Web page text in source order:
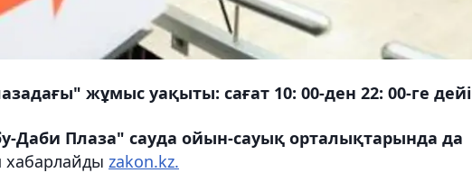
жұмыс уақыты: сағат 10: 00-ден 22: 00-ге
Даби Плаза" сауда ойын-сауық орталықтарында да
хабарлайды zakon.kz.